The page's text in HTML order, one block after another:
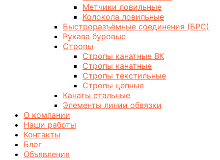
Метчики ловильные
Колокола ловильные
Быстроразъёмные соединения (БРС)
Рукава буровые
Стропы
Стропы канатные ВК
Стропы канатные
Стропы текстильные
Стропы цепные
Канаты стальные
Элементы линии обвязки
О компании
Наши работы
Контакты
Блог
Объявления